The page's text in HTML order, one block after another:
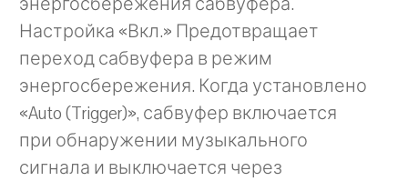
Настройка «Вкл.» Предотвращает
переход сабвуфера в режим
энергосбережения. Когда установлено
«Auto (Trigger)», сабвуфер включается
при обнаружении музыкального
сигнала и выключается через